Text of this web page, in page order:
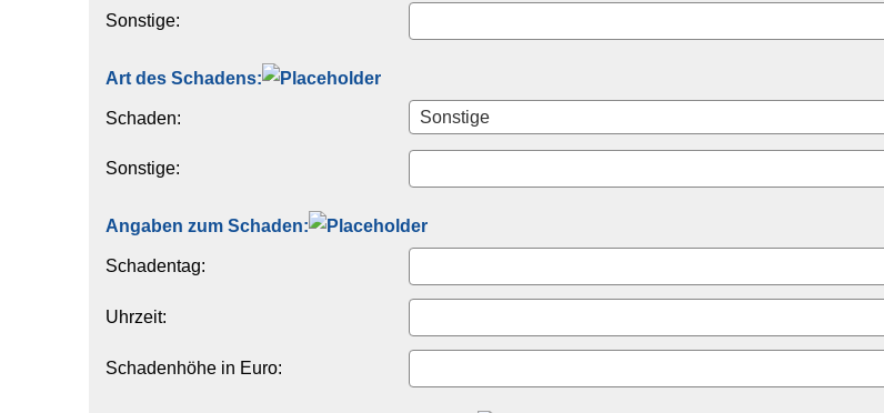
Sonstige:
Art des Schadens:
Schaden:
Sonstige:
Angaben zum Schaden:
Schadentag:
Uhrzeit:
Schadenhöhe in Euro: